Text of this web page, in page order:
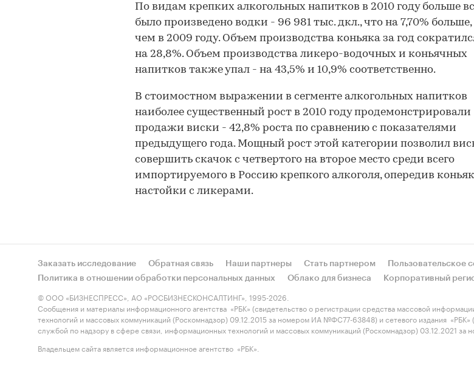
По видам крепких алкогольных напитков в 2010 году больше
было произведено водки - 96 981 тыс. дкл., что на 7,70% больше,
чем в 2009 году. Объем производства коньяка за год
на 28,8%. Объем производства ликеро-водочных и коньячных
напитков также упал - на 43,5% и 10,9% соответственно.
В стоимостном выражении в сегменте алкогольных напитков
наиболее существенный рост в 2010 году продемонстрировали
продажи виски - 42,8% роста по сравнению с показателями
предыдущего года. Мощный рост этой категории позволил
совершить скачок с четвертого на второе место среди всего
импортируемого в Россию крепкого алкоголя, опередив
настойки с ликерами.
Заказать исследование Обратная связь Наши партнеры Стать партнером Пользовательское
Политика в отношении обработки персональных данных
Облако для бизнеса Корпоративный
© ООО «БИЗНЕСПРЕСС», АО «РОСБИЗНЕСКОНСАЛТИНГ», 1995-2026.
Сообщения и материалы информационного агентства «РБК» (свидетельство о регистрации средства массовой
технологий и массовых коммуникаций (Роскомнадзор) 09.12.2015 за номером ИА №ФС77-63848) и сетевого издания
службой по надзору в сфере связи, информационных технологий и массовых коммуникаций (Роскомнадзор) 03.12.2021
Владельцем сайта является информационное агентство «РБК».